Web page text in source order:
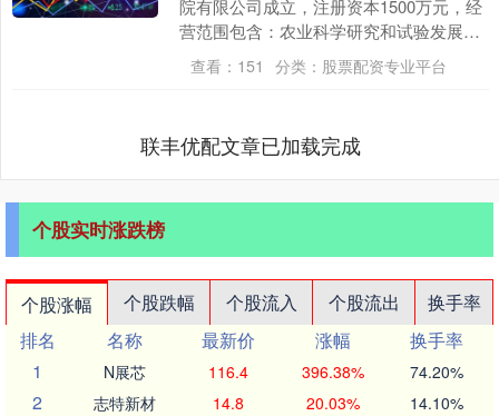
院有限公司成立，注册资本1500万元，经
营范围包含：农业科学研究和试验发展；
软件开发；信息系统集成服务；主要农作
物种子生产等....
查看： 151 分类： 股票配资专业平台
联丰优配文章已加载完成
个股实时涨跌榜
个股涨幅 个股跌幅 个股流入 个股流出
换手率
排名
名称 最新价 涨幅
换手率
1
N展芯 116.4 396.38% 74.20%
2 志特新材 14.8 20.03% 14.10%